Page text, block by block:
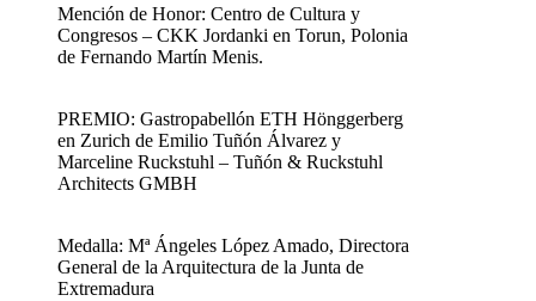
Mención de Honor: Centro de Cultura y
Congresos – CKK Jordanki en Torun, Polonia
de Fernando Martín Menis.
PREMIO: Gastropabellón ETH Hönggerberg
en Zurich de Emilio Tuñón Álvarez y
Marceline Ruckstuhl – Tuñón & Ruckstuhl
Architects GMBH
Medalla: Mª Ángeles López Amado, Directora
General de la Arquitectura de la Junta de
Extremadura